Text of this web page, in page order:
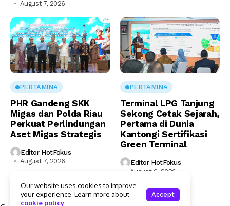
August 7, 2026
PERTAMINA
PHR Gandeng SKK
Migas dan Polda Riau
Perkuat Perlindungan
Aset Migas Strategis
Editor HotFokus
August 7, 2026
PERTAMINA
Terminal LPG Tanjung
Sekong Cetak Sejarah,
Pertama di Dunia
Kantongi Sertifikasi
Green Terminal
Editor HotFokus
August 6, 2026
Our website uses cookies to improve
your experience. Learn more about
cookie policy
Accept